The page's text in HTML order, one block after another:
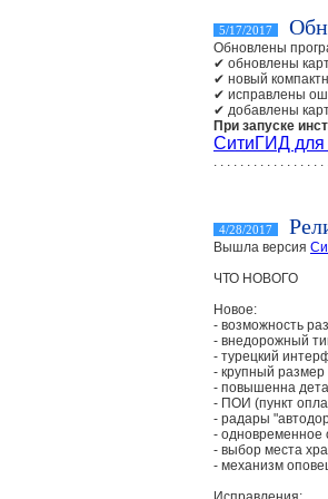
5/17/2017
Обновлены
✔ обновлены
✔ новый
✔ исправлены
✔ добавлены
При запуске
СитиГИД для
. . . . . . . . . . . . . . . .
4/28/2017
Вышла версия
ЧТО НОВОГО
Новое:
- возможность
- внедорожный
- турецкий
- крупный
- повышенна
- ПОИ (пункт
- радары
- одновременное
- выбор места
- механизм